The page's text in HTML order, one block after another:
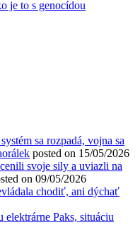
je to s genocídou
sa rozpadá, vojna sa
posted on 15/05/2026
svoje sily a uviazli na
on 09/05/2026
chodiť, ani dýchať
Paks, situáciu